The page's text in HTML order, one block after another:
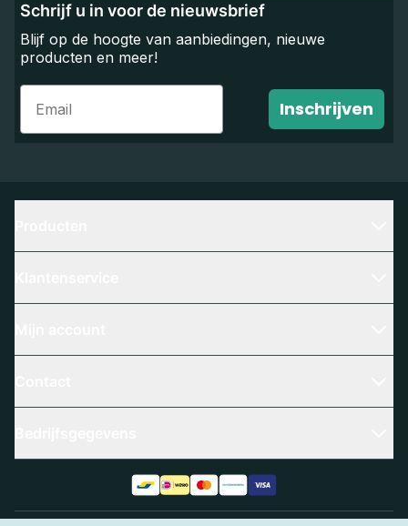
Schrijf u in voor de nieuwsbrief
Blijf op de hoogte van aanbiedingen, nieuwe
producten en meer!
Email
Inschrijven